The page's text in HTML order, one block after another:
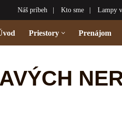
Náš príbeh Kto sme Lampy
Priestory Prenájom